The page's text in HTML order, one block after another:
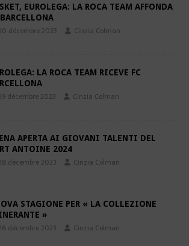
EUROLEGA: LA ROCA TEAM AFFONDA
décembre 2023 Cinzia Colman
LA ROCA TEAM RICEVE FC
décembre 2023 Cinzia Colman
APERTA AI GIOVANI TALENTI DEL
ANTOINE 2024
décembre 2023 Cinzia Colman
STAGIONE PER « LA COLLEZIONE
»
décembre 2023 Cinzia Colman